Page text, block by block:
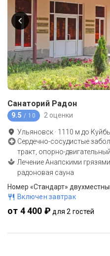
Санаторий Радон
9.5 / 10 2 оценки
Ульяновск · 1110 м до
Сердечно-сосудистые
тракт, опорно-
Лечение Анапскими
радоновая сауна
Номер «Стандарт»
Включен завтрак
от 4 400 ₽ для 2 гостей